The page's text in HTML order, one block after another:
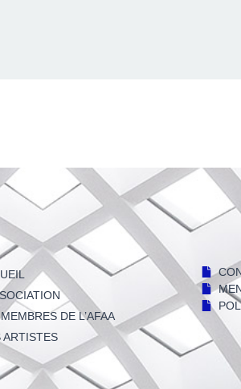
DE L’AFAA
ARTISTES